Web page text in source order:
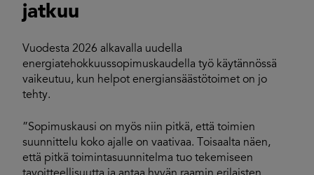
jatkuu
Vuodesta 2026 alkavalla uudella
energiatehokkuussopimuskaudella työ käytännössä
vaikeutuu, kun helpot energiansäästötoimet on jo
tehty.
”Sopimuskausi on myös niin pitkä, että toimien
suunnittelu koko ajalle on vaativaa. Toisaalta näen,
että pitkä toimintasuunnitelma tuo tekemiseen